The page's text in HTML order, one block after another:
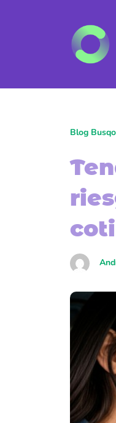
Blog Busqo